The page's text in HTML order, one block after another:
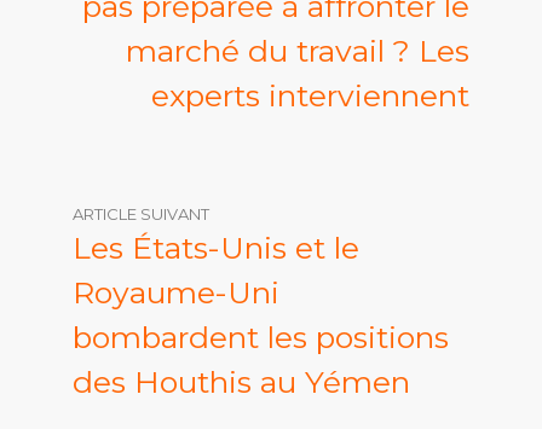
marché du travail ? Les
experts interviennent
ARTICLE SUIVANT
Les États-Unis et le
Royaume-Uni
bombardent les positions
des Houthis au Yémen